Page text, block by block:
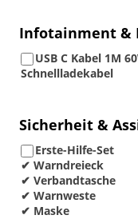
Infotainment &
USB C Kabel 1M
Schnellladekabel
Sicherheit &
Erste-Hilfe-Set
✔ Warndreieck
✔ Verbandtasche
✔ Warnweste
✔ Maske